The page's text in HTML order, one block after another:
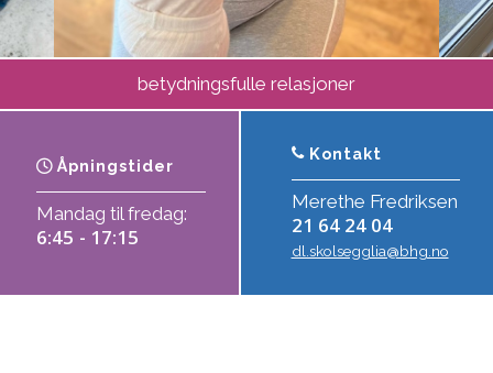
betydningsfulle relasjoner
Åpningstider
Mandag til fredag:
6:45 - 17:15
Kontakt
Merethe Fredriksen
21 64 24 04
dl.skolsegglia@bhg.no